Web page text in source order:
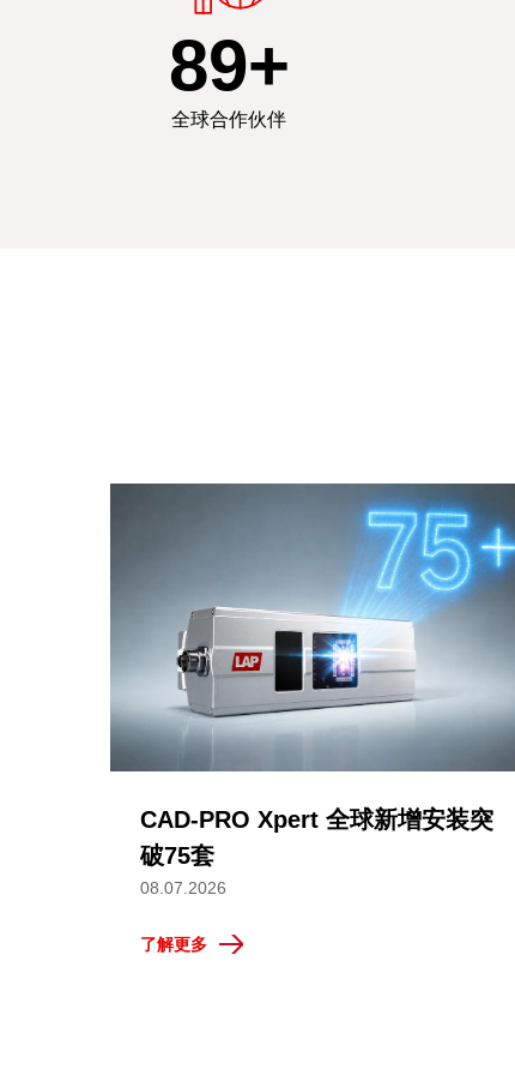
90+
全球合作伙伴
CAD-PRO Xpert 全球新增安装突
破75套
08.07.2026
了解更多